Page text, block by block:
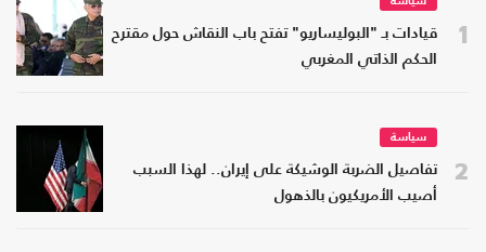
1
قيادات بـ "البوليساريو" تفتح باب النقاش حول مقترح
الحكم الذاتي المغربي
2
سياسة
تفاصيل الضربة الوشيكة على إيران.. لهذا السبب
أصيب الأمريكيون بالذهول